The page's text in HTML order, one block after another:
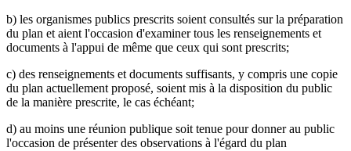
b) les organismes publics prescrits soient consultés sur la préparation
du plan et aient l'occasion d'examiner tous les renseignements et
documents à l'appui de même que ceux qui sont prescrits;
c) des renseignements et documents suffisants, y compris une copie
du plan actuellement proposé, soient mis à la disposition du public
de la manière prescrite, le cas échéant;
d) au moins une réunion publique soit tenue pour donner au public
l'occasion de présenter des observations à l'égard du plan